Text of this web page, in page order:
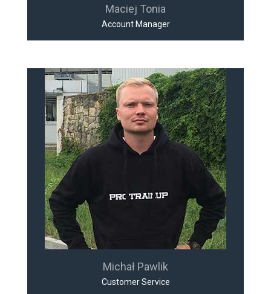
Maciej Tonia
Account Manager
Michał Pawlik
Customer Service